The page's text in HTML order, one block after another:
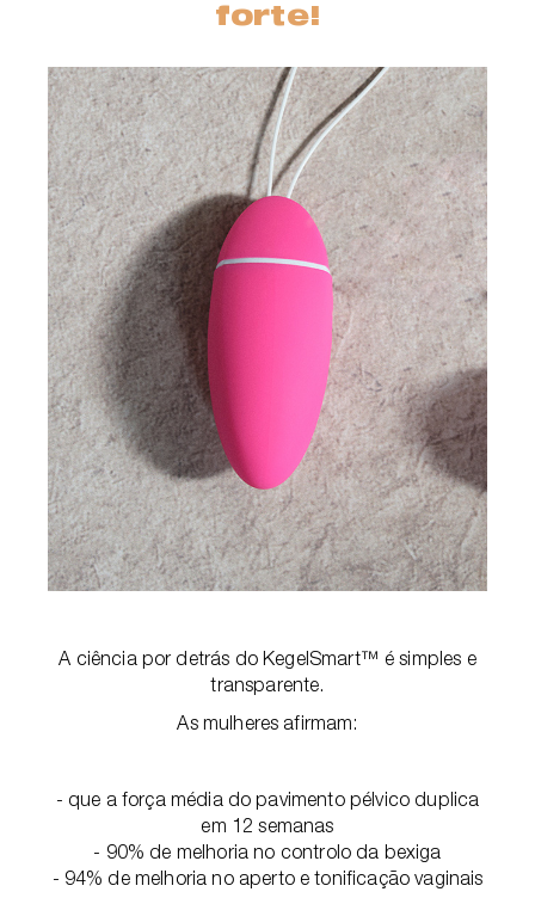
forte!
A ciência por detrás do KegelSmart™ é simples e
transparente.
As mulheres afirmam:
- que a força média do pavimento pélvico duplica
em 12 semanas
- 90% de melhoria no controlo da bexiga
- 94% de melhoria no aperto e tonificação vaginais